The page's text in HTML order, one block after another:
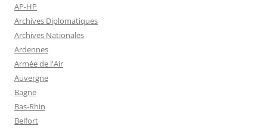
AP-HP
Archives Diplomatiques
Archives Nationales
Ardennes
Armée de l'Air
Auvergne
Bagne
Bas-Rhin
Belfort